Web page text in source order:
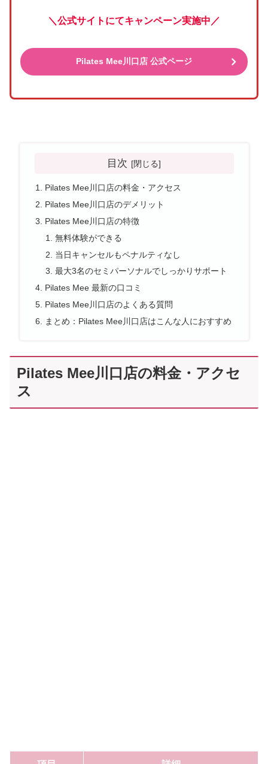
＼公式サイトにてキャンペーン実施中／
Pilates Mee川口店 公式ページ
目次
Pilates Mee川口店の料金・アクセス
Pilates Mee川口店のデメリット
Pilates Mee川口店の特徴
無料体験ができる
当日キャンセルもペナルティなし
最大3名のセミパーソナルでしっかりサポート
Pilates Mee 最新の口コミ
Pilates Mee川口店のよくある質問
まとめ：Pilates Mee川口店はこんな人におすすめ
Pilates Mee川口店の料金・アクセ
ス